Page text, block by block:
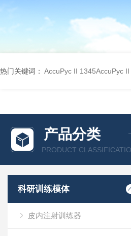
热门关键词： AccuPyc II 1345AccuPyc
产品分类
PRODUCT
科研训练模体
皮内注射训练器